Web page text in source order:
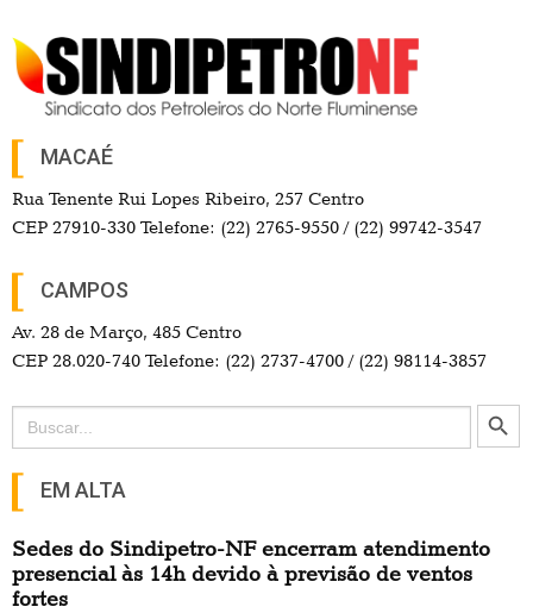
MACAÉ
Rua Tenente Rui Lopes Ribeiro, 257 Centro
CEP 27910-330 Telefone: (22) 2765-9550 / (22) 99742-3547
CAMPOS
Av. 28 de Março, 485 Centro
CEP 28.020-740 Telefone: (22) 2737-4700 / (22) 98114-3857
Search
for:
Search Button
EM ALTA
Sedes do Sindipetro-NF encerram atendimento
presencial às 14h devido à previsão de ventos
fortes